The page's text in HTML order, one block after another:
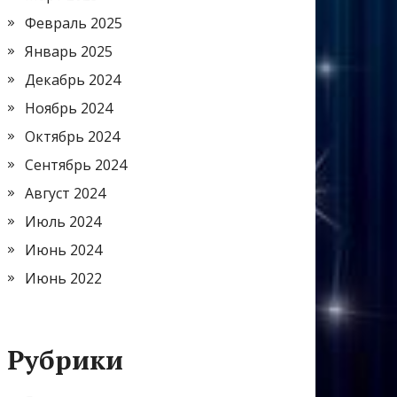
Февраль 2025
Январь 2025
Декабрь 2024
Ноябрь 2024
Октябрь 2024
Сентябрь 2024
Август 2024
Июль 2024
Июнь 2024
Июнь 2022
Рубрики